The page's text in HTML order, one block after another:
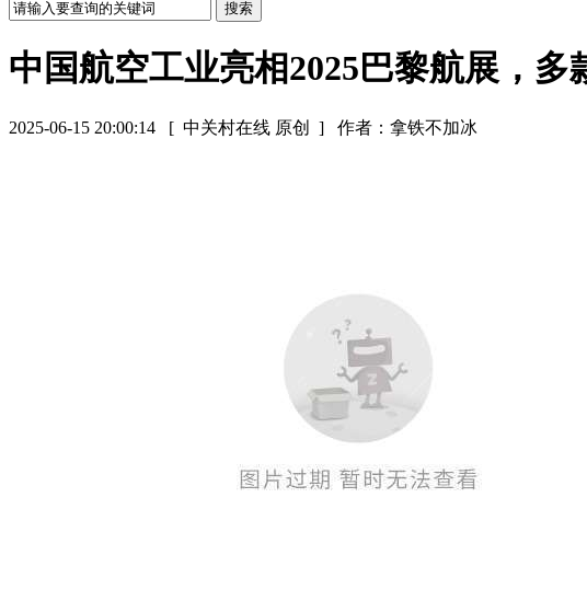
中国航空工业亮相2025巴黎航展，
2025-06-15 20:00:14 [ 中关村在线 原创 ] 作者：拿铁不加冰